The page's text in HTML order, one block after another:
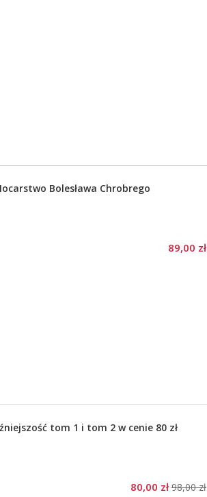
Bolesława Chrobrego
89,00 zł
tom 1 i tom 2 w cenie 80 zł
80,00 zł 98,00 zł